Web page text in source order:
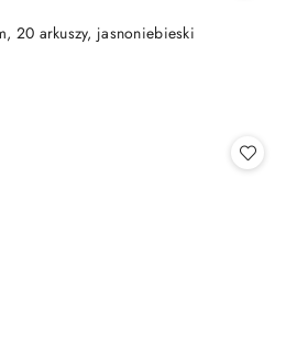
20 arkuszy, jasnoniebieski